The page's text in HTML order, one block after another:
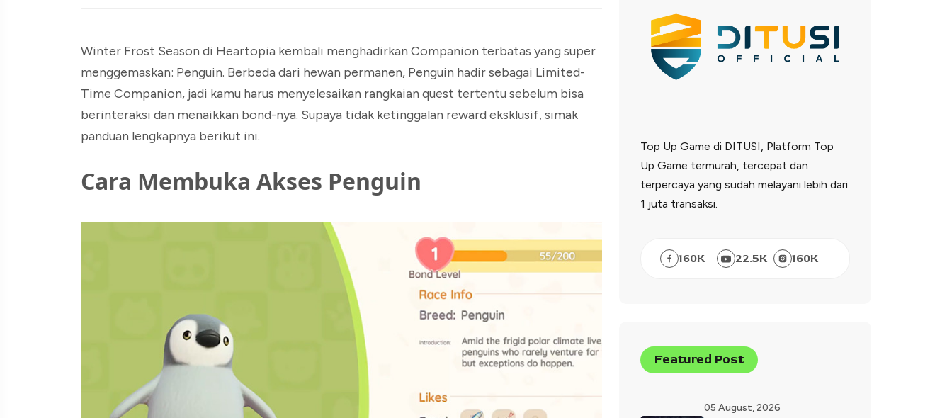
Winter Frost Season di Heartopia kembali menghadirkan Companion terbatas yang super
menggemaskan: Penguin. Berbeda dari hewan permanen, Penguin hadir sebagai Limited-
Time Companion, jadi kamu harus menyelesaikan rangkaian quest tertentu sebelum bisa
berinteraksi dan menaikkan bond-nya. Supaya tidak ketinggalan reward eksklusif, simak
panduan lengkapnya berikut ini.
Cara Membuka Akses Penguin
Top Up Game di DITUSI, Platform Top
Up Game termurah, tercepat dan
terpercaya yang sudah melayani lebih dari
1 juta transaksi.
160K 22.5K 160K
Featured Post
05 August, 2026